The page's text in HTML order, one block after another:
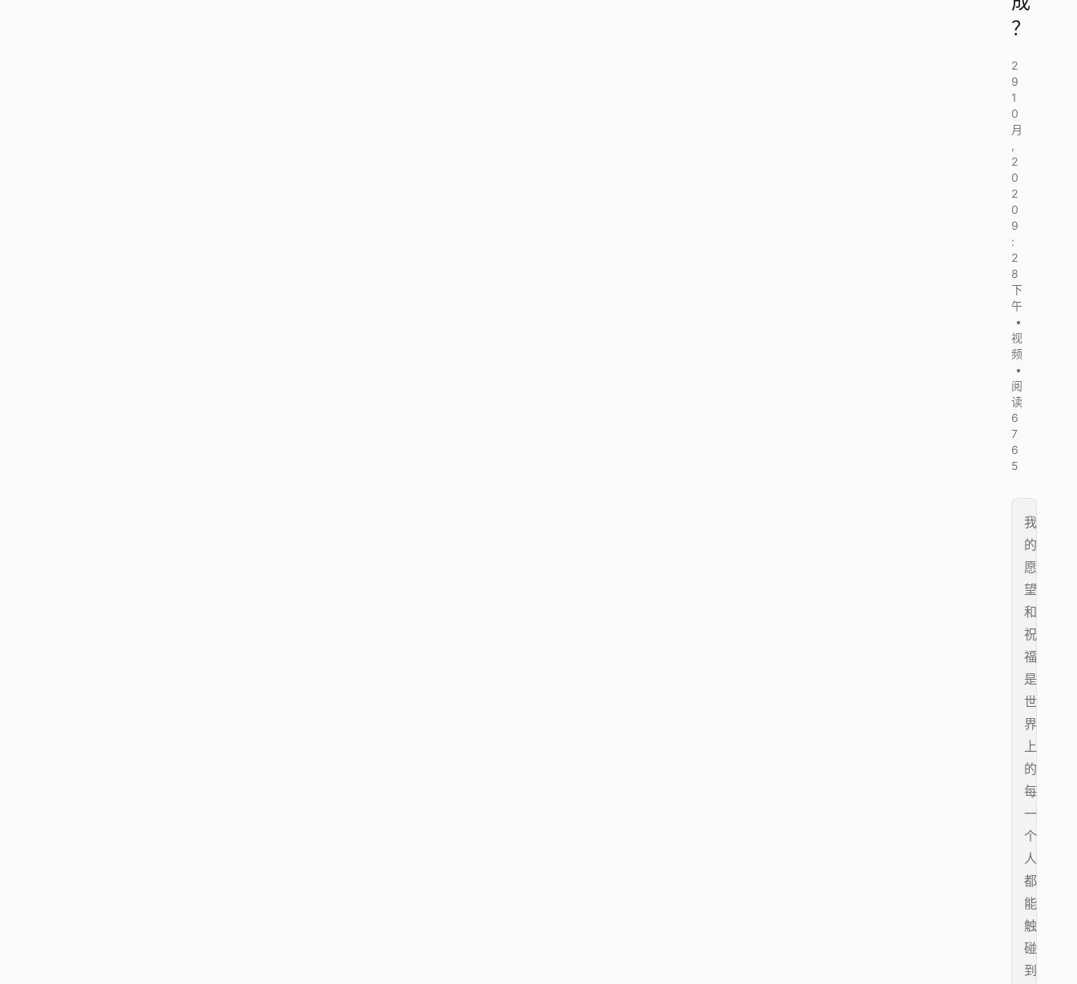
？
2
9
1
0
月
,
2
0
2
0
9
:
2
8
下
午
•
视
频
•
阅
读
6
7
6
5
我
的
愿
望
和
祝
福
是
世
界
上
的
每
一
个
人
都
能
触
碰
到